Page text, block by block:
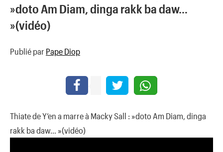
»doto Am Diam, dinga rakk ba daw…
»(vidéo)
Publié par Pape Diop
Thiate de Y’en a marre à Macky Sall : »doto Am Diam, dinga
rakk ba daw… »(vidéo)